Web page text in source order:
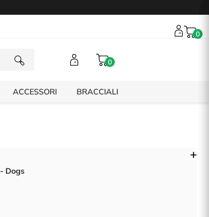
0
0
ACCESSORI BRACCIALI
Dogs